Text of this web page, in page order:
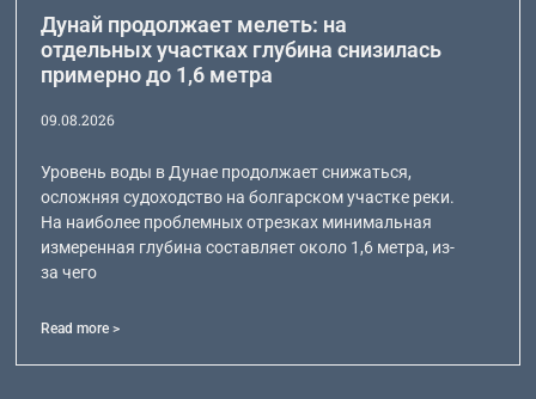
Дунай продолжает мелеть: на
отдельных участках глубина снизилась
примерно до 1,6 метра
09.08.2026
Уровень воды в Дунае продолжает снижаться,
осложняя судоходство на болгарском участке реки.
На наиболее проблемных отрезках минимальная
измеренная глубина составляет около 1,6 метра, из-
за чего
Read more >